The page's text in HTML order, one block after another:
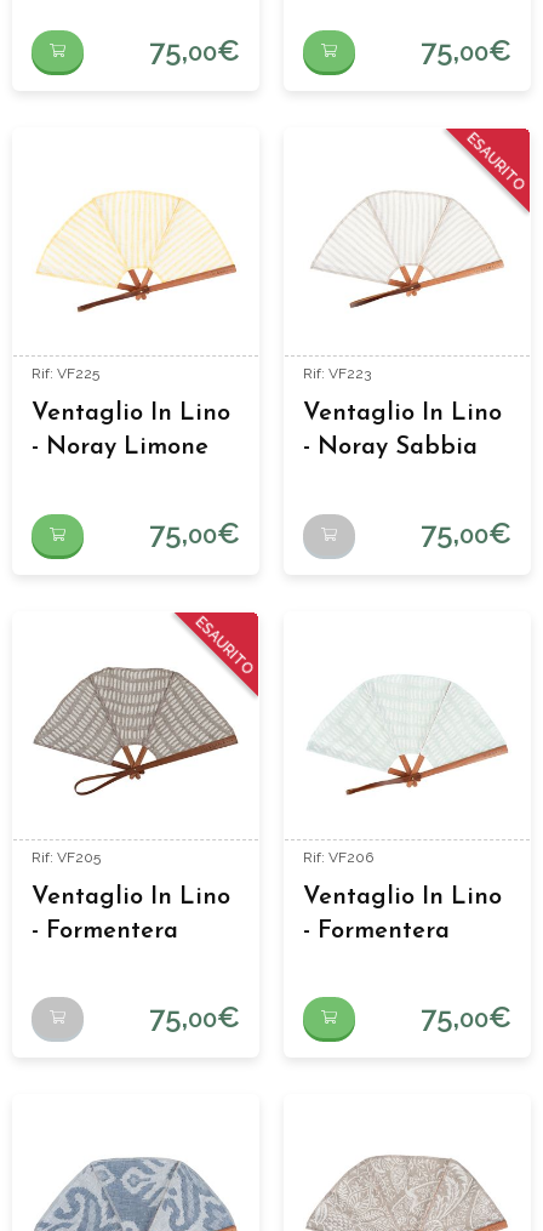
75,00€ 75,00€
Rif: VF225
Ventaglio In Lino
- Noray Limone
75,00€
ESAURITO
Rif: VF223
Ventaglio In Lino
- Noray Sabbia
75,00€
ESAURITO
Rif: VF205
Ventaglio In Lino
- Formentera
75,00€
Rif: VF206
Ventaglio In Lino
- Formentera
75,00€